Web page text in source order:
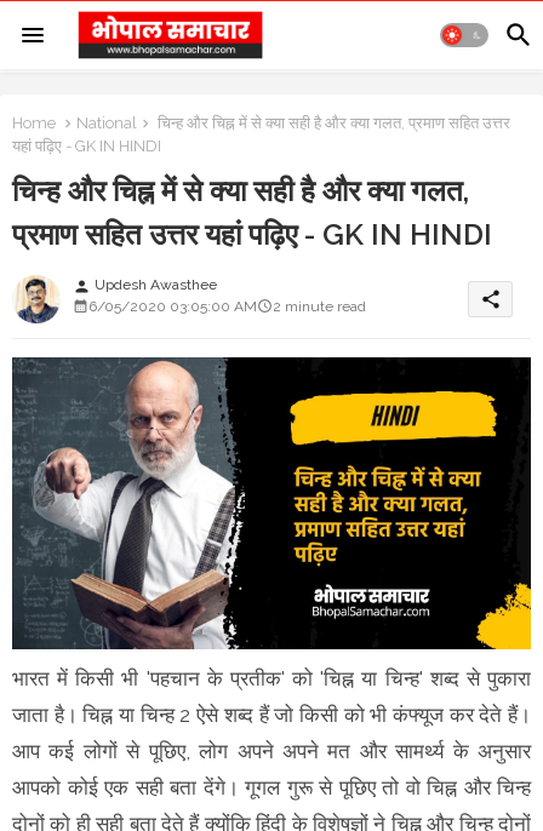
Home National
चिन्ह और चिह्न में से क्या सही है और क्या गलत, प्रमाण सहित उत्तर
यहां पढ़िए - GK IN HINDI
चिन्ह और चिह्न में से क्या सही है और क्या गलत,
प्रमाण सहित उत्तर यहां पढ़िए - GK IN HINDI
person Updesh Awasthee
6/05/2020 03:05:00 AM
2 minute read share
भारत में किसी भी 'पहचान के प्रतीक' को 'चिह्न या चिन्ह' शब्द से पुकारा
जाता है। चिह्न या चिन्ह 2 ऐसे शब्द हैं जो किसी को भी कंफ्यूज कर देते हैं।
आप कई लोगों से पूछिए, लोग अपने अपने मत और सामर्थ्य के अनुसार
आपको कोई एक सही बता देंगे। गूगल गुरू से पूछिए तो वो चिह्न और चिन्ह
दोनों को ही सही बता देते हैं क्योंकि हिंदी के विशेषज्ञों ने चिह्न और चिन्ह दोनों